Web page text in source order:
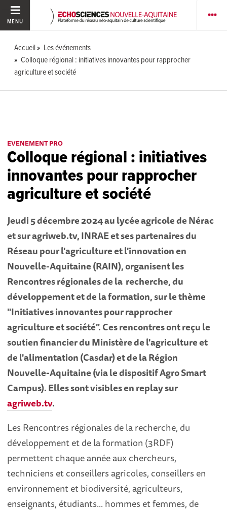
MENU
Accueil
Les événements
Colloque régional : initiatives innovantes pour rapprocher
agriculture et société
EVENEMENT PRO
Colloque régional : initiatives
innovantes pour rapprocher
agriculture et société
Jeudi 5 décembre 2024 au lycée agricole de Nérac
et sur agriweb.tv, INRAE et ses partenaires du
Réseau pour l'agriculture et l'innovation en
Nouvelle-Aquitaine (RAIN), organisent les
Rencontres régionales de la recherche, du
développement et de la formation, sur le thème
"Initiatives innovantes pour rapprocher
agriculture et société". Ces rencontres ont reçu le
soutien financier du Ministère de l'agriculture et
de l'alimentation (Casdar) et de la Région
Nouvelle-Aquitaine (via le dispositif Agro Smart
Campus). Elles sont visibles en replay sur
agriweb.tv.
Les Rencontres régionales de la recherche, du
développement et de la formation (3RDF)
permettent chaque année aux chercheurs,
techniciens et conseillers agricoles, conseillers en
environnement et biodiversité, agriculteurs,
enseignants, étudiants... hommes et femmes, de